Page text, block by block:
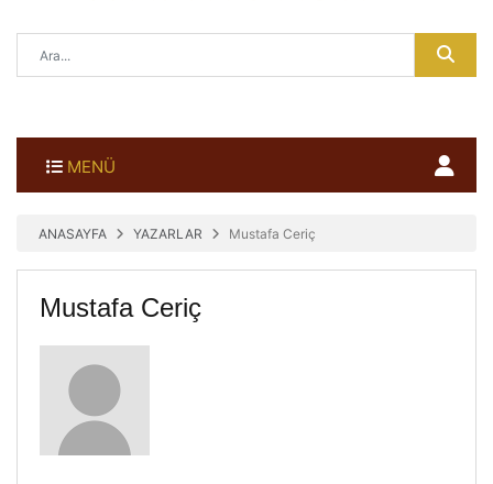
MENÜ
ANASAYFA YAZARLAR Mustafa Ceriç
Mustafa Ceriç